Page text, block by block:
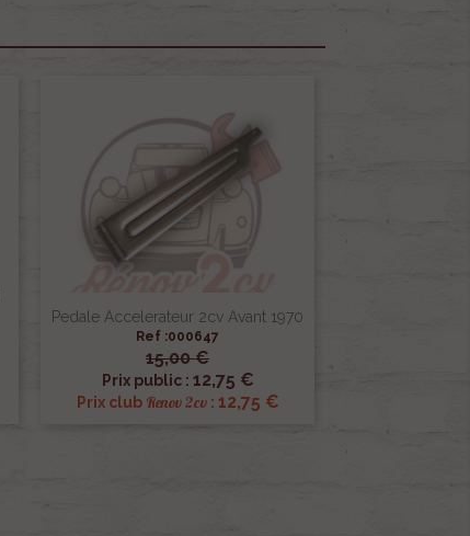
Pedale Accelerateur 2cv Avant 1970
Ref :000647
15,00 €
Prix public : 12,75 €
Prix club Renov 2cv: 12,75 €
 Aperçu rapide